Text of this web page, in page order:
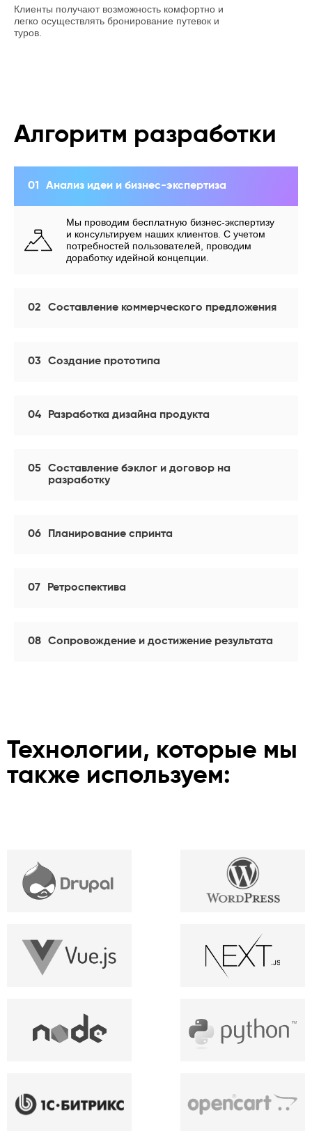
Клиенты получают возможность комфортно и
легко осуществлять бронирование путевок и
туров.
Алгоритм разработки
01 Анализ идеи и бизнес-экспертиза
Мы проводим бесплатную бизнес-экспертизу
и консультируем наших клиентов. С учетом
потребностей пользователей, проводим
доработку идейной концепции.
02 Составление коммерческого предложения
03 Создание прототипа
04 Разработка дизайна продукта
05
Составление бэклог и договор на
разработку
06 Планирование спринта
07 Ретроспектива
08 Сопровождение и достижение результата
Технологии, которые мы
также используем: